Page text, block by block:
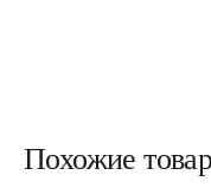
Похожие